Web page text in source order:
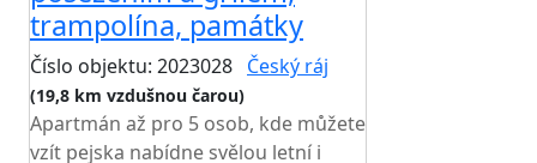
trampolína, památky
Číslo objektu: 2023028 Český ráj
(19,8 km vzdušnou čarou)
Apartmán až pro 5 osob, kde můžete
vzít pejska nabídne svělou letní i